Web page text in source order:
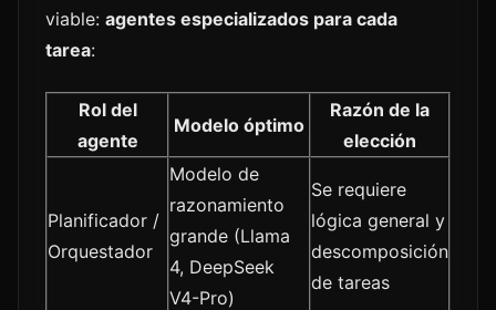
viable: agentes especializados para cada
tarea:
Rol del
agente
Modelo óptimo
Razón de la
elección
Planificador /
Orquestador
Modelo de
razonamiento
grande (Llama
4, DeepSeek
V4-Pro)
Se requiere
lógica general y
descomposición
de tareas